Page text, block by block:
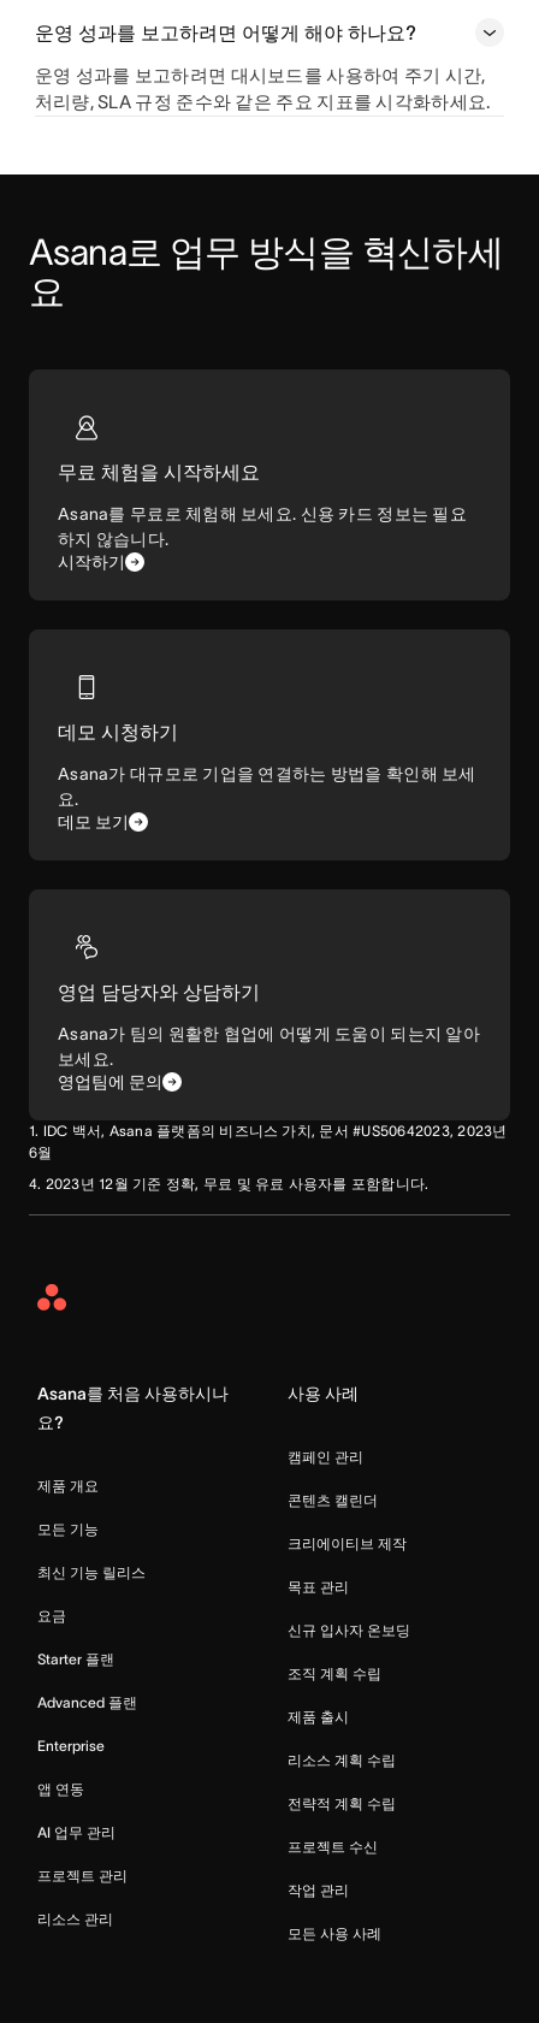
운영 성과를 보고하려면 어떻게 해야 하나요?
운영 성과를 보고하려면 대시보드를 사용하여 주기 시간,
처리량, SLA 규정 준수와 같은 주요 지표를 시각화하세요.
Asana로 업무 방식을 혁신하세
요
무료 체험을 시작하세요
Asana를 무료로 체험해 보세요. 신용 카드 정보는 필요
하지 않습니다.
시작하기
데모 시청하기
Asana가 대규모로 기업을 연결하는 방법을 확인해 보세
요.
데모 보기
영업 담당자와 상담하기
Asana가 팀의 원활한 협업에 어떻게 도움이 되는지 알아
보세요.
영업팀에 문의
1. IDC 백서, Asana 플랫폼의 비즈니스 가치, 문서 #US50642023, 2023년
6월
4. 2023년 12월 기준 정확, 무료 및 유료 사용자를 포함합니다.
Asana
Asana를 처음 사용하시나
요?
제품 개요
모든 기능
최신 기능 릴리스
요금
Starter 플랜
Advanced 플랜
Enterprise
앱 연동
AI 업무 관리
프로젝트 관리
리소스 관리
사용 사례
캠페인 관리
콘텐츠 캘린더
크리에이티브 제작
목표 관리
신규 입사자 온보딩
조직 계획 수립
제품 출시
리소스 계획 수립
전략적 계획 수립
프로젝트 수신
작업 관리
모든 사용 사례